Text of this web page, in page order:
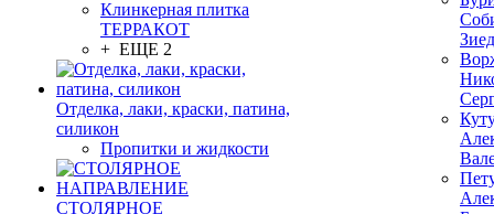
Клинкерная плитка
ТЕРРАКОТ
+ ЕЩЕ 2
Отделка, лаки, краски, патина,
силикон
Пропитки и жидкости
СТОЛЯРНОЕ